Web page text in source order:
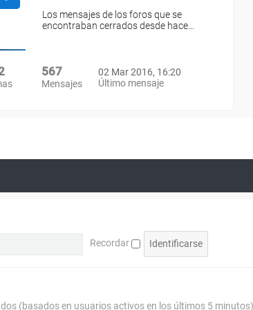
Los mensajes de los foros que se
encontraban cerrados desde hace…
567
Mensajes
02 Mar 2016, 16:20
Último mensaje
Recordar
(basados en usuarios activos en los últimos 5 minutos)